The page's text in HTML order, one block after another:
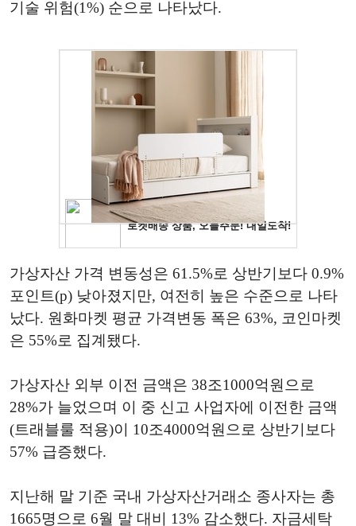
기술 위험(1%) 순으로 나타났다.
가상자산 가격 변동성은 61.5%로 상반기보다 0.9%
포인트(p) 낮아졌지만, 여전히 높은 수준으로 나타
났다. 원화마켓 평균 가격변동 폭은 63%, 코인마켓
은 55%로 집계됐다.
가상자산 외부 이전 금액은 38조1000억원으로
28%가 늘었으며 이 중 신고 사업자에 이전한 금액
(트래블룰 적용)이 10조4000억원으로 상반기보다
57% 급증했다.
지난해 말 기준 국내 가상자산거래소 종사자는 총
1665명으로 6월 말 대비 13% 감소했다. 자금세탁